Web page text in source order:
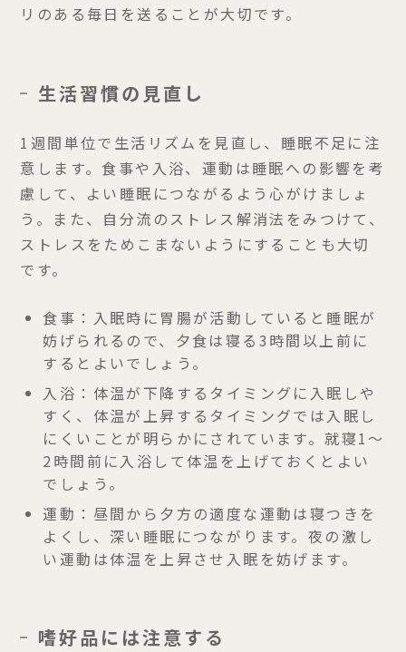
リのある毎日を送ることが大切です。
生活習慣の見直し
1週間単位で生活リズムを見直し、睡眠不足に注
意します。食事や入浴、運動は睡眠への影響を考
慮して、よい睡眠につながるよう心がけましょ
う。また、自分流のストレス解消法をみつけて、
ストレスをためこまないようにすることも大切
です。
食事： 入眠時に胃腸が活動していると睡眠が
妨げられるので、夕食は寝る3時間以上前に
するとよいでしょう。
入浴： 体温が下降するタイミングに入眠しや
すく、体温が上昇するタイミングでは入眠し
にくいことが明らかにされています。就寝1～
2時間前に入浴して体温を上げておくとよい
でしょう。
運動： 昼間から夕方の適度な運動は寝つきを
よくし、深い睡眠につながります。夜の激し
い運動は体温を上昇させ入眠を妨げます。
嗜好品には注意する